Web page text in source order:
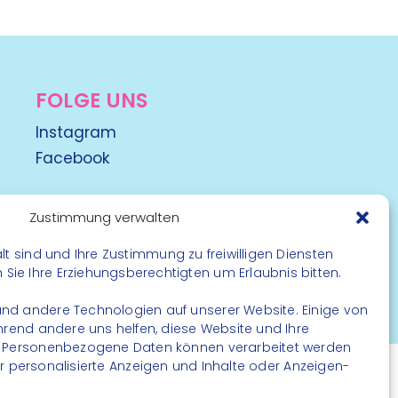
Zustimmung verwalten
sind und Ihre Zustimmung zu freiwilligen Diensten
Ihre Erziehungsberechtigten um Erlaubnis bitten.
andere Technologien auf unserer Website. Einige von
andere uns helfen, diese Website und Ihre
Daten können verarbeitet werden
personalisierte Anzeigen und Inhalte oder Anzeigen-
FOLGE UNS
Instagram
Facebook